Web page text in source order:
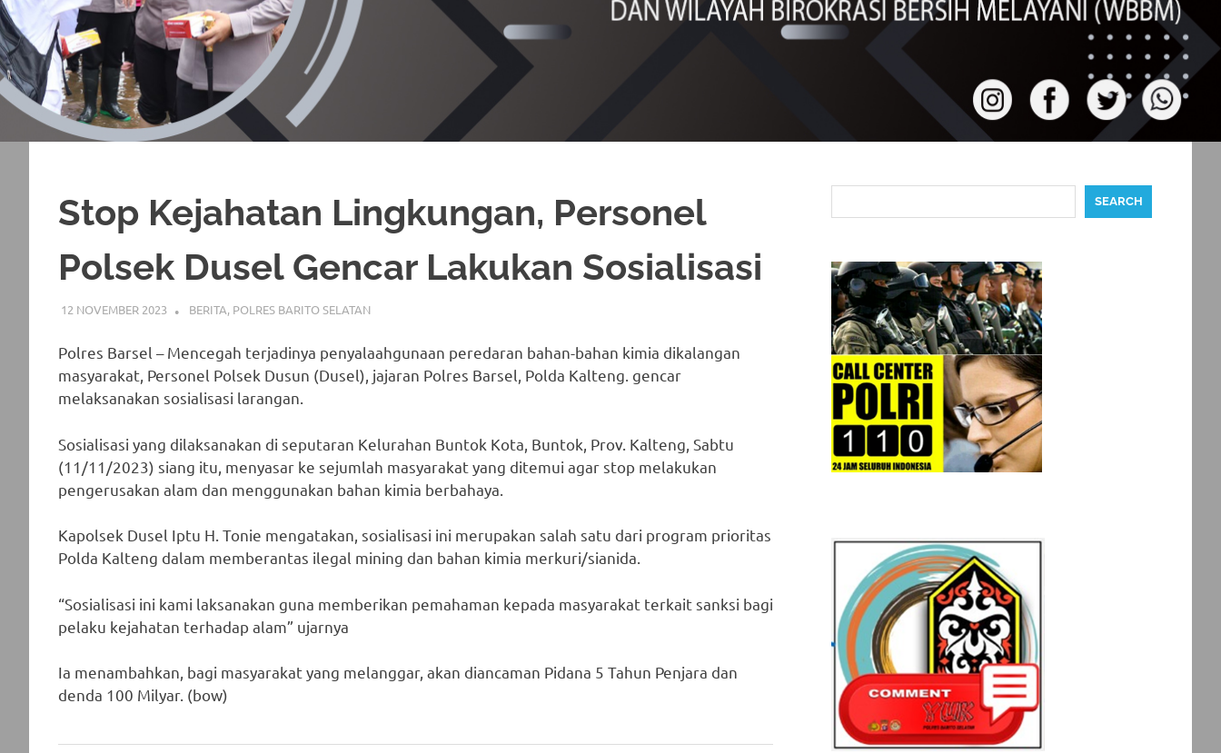
Stop Kejahatan Lingkungan, Personel
Polsek Dusel Gencar Lakukan Sosialisasi
12 NOVEMBER 2023 ADMIN_POLRESBARSEL
BERITA, POLRES BARITO SELATAN
Polres Barsel – Mencegah terjadinya penyalaahgunaan peredaran bahan-bahan kimia dikalangan
masyarakat, Personel Polsek Dusun (Dusel), jajaran Polres Barsel, Polda Kalteng. gencar
melaksanakan sosialisasi larangan.
Sosialisasi yang dilaksanakan di seputaran Kelurahan Buntok Kota, Buntok, Prov. Kalteng, Sabtu
(11/11/2023) siang itu, menyasar ke sejumlah masyarakat yang ditemui agar stop melakukan
pengerusakan alam dan menggunakan bahan kimia berbahaya.
Kapolsek Dusel Iptu H. Tonie mengatakan, sosialisasi ini merupakan salah satu dari program prioritas
Polda Kalteng dalam memberantas ilegal mining dan bahan kimia merkuri/sianida.
“Sosialisasi ini kami laksanakan guna memberikan pemahaman kepada masyarakat terkait sanksi bagi
pelaku kejahatan terhadap alam” ujarnya
Ia menambahkan, bagi masyarakat yang melanggar, akan diancaman Pidana 5 Tahun Penjara dan
denda 100 Milyar. (bow)
SEARCH